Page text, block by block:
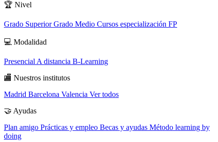
🏆 Nivel
Grado SuperiorGrado Medio Cursos especialización FP
💻 Modalidad
Presencial A distancia B-Learning
🏬 Nuestros institutos
Madrid Barcelona Valencia Ver todos
🤝 Ayudas
Plan amigo Prácticas y empleo Becas y ayudas Método learning by
doing